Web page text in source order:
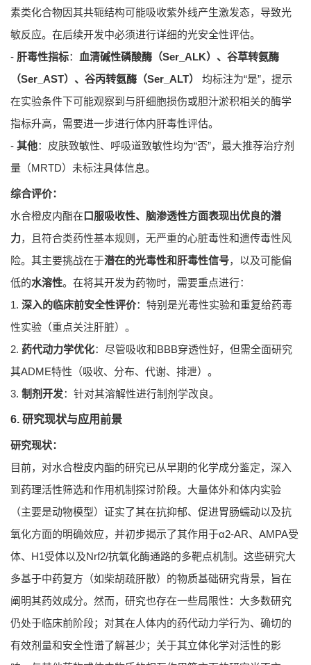
素类化合物因其共轭结构可能吸收紫外线产生激发态，导致光
敏反应。在后续开发中必须进行详细的光安全性评估。
- 肝毒性指标：
血清碱性磷酸酶（Ser_ALK）、谷草转氨酶
（Ser_AST）、谷丙转氨酶（Ser_ALT）
均标注为“是”，提示
在实验条件下可能观察到与肝细胞损伤或胆汁淤积相关的酶学
指标升高，需要进一步进行体内肝毒性评估。
- 其他：皮肤致敏性、呼吸道致敏性均为“否”，最大推荐治疗剂
量（MRTD）未标注具体信息。
综合评价：
水合橙皮内酯在口服吸收性、脑渗透性方面表现出优良的潜
力，且符合类药性基本规则，无严重的心脏毒性和遗传毒性风
险。其主要挑战在于潜在的光毒性和肝毒性信号，以及可能偏
低的水溶性。在将其开发为药物时，需要重点进行：
1. 深入的临床前安全性评价：特别是光毒性实验和重复给药毒
性实验（重点关注肝脏）。
2. 药代动力学优化：尽管吸收和BBB穿透性好，但需全面研究
其ADME特性（吸收、分布、代谢、排泄）。
3. 制剂开发：针对其溶解性进行制剂学改良。
6. 研究现状与应用前景
研究现状：
目前，对水合橙皮内酯的研究已从早期的化学成分鉴定，深入
到药理活性筛选和作用机制探讨阶段。大量体外和体内实验
（主要是动物模型）证实了其在抗抑郁、促进胃肠蠕动以及抗
氧化方面的明确效应，并初步揭示了其作用于α2-AR、AMPA受
体、H1受体以及Nrf2/抗氧化酶通路的多靶点机制。这些研究大
多基于中药复方（如柴胡疏肝散）的物质基础研究背景，旨在
阐明其药效成分。然而，研究也存在一些局限性：大多数研究
仍处于临床前阶段；对其在人体内的药代动力学行为、确切的
有效剂量和安全性谱了解甚少；关于其立体化学对活性的影